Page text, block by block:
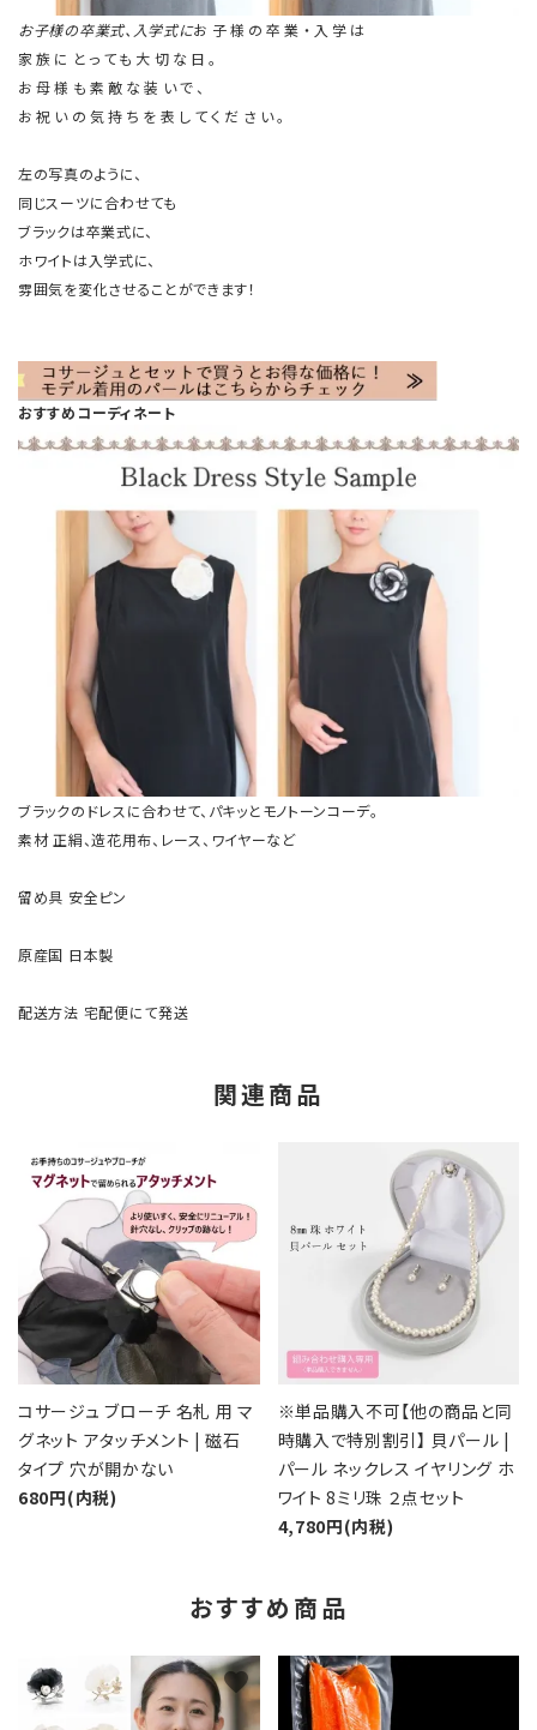
お子様の卒業式、入学式にお子様の卒業・入学は
家族にとっても大切な日。
お母様も素敵な装いで、
お祝いの気持ちを表してください。
左の写真のように、
同じスーツに合わせても
ブラックは卒業式に、
ホワイトは入学式に、
雰囲気を変化させることができます！
おすすめコーディネート
ブラックのドレスに合わせて、パキッとモノトーンコーデ。
素材正絹、造花用布、レース、ワイヤーなど
留め具 安全ピン
原産国 日本製
配送方法 宅配便にて発送
関連商品
コサージュ ブローチ 名札 用 マ
グネット アタッチメント | 磁石
タイプ 穴が開かない
680円(内税)
※単品購入不可【他の商品と同
時購入で特別割引】 貝パール |
パール ネックレス イヤリング ホ
ワイト 8ミリ珠 ２点セット
4,780円(内税)
おすすめ商品
favorite